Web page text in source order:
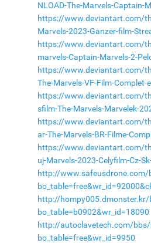
NLOAD-The-Marvels-Captain-
https://www.deviantart.com/
Marvels-2023-Ganzer-film-
https://www.deviantart.com/
marvels-Captain-Marvels-2-
https://www.deviantart.com/
The-Marvels-VF-Film-Complet-
https://www.deviantart.com/
sfilm-The-Marvels-Marvelek-
https://www.deviantart.com/
ar-The-Marvels-BR-Filme-
https://www.deviantart.com/
uj-Marvels-2023-Celyfilm-Cz-
http://www.safeusdrone.com/
http://
bo_table=b0902&wr_id=18090
http://autoclavetech.com/
bo_table=free&wr_id=9950